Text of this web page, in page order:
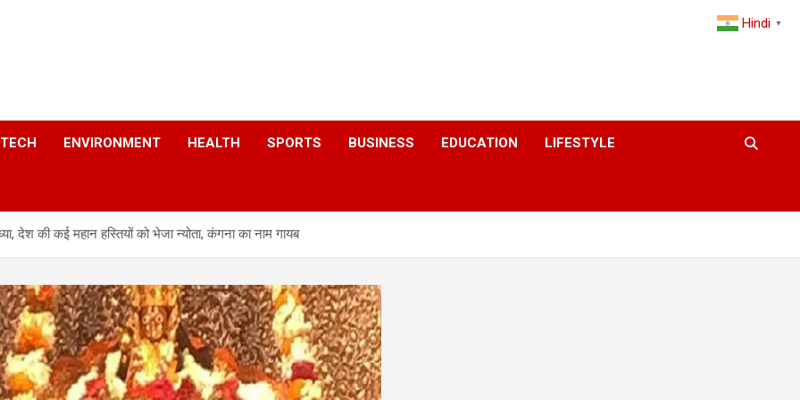
TECH ENVIRONMENT HEALTH SPORTS BUSINESS EDUCATION LIFESTYLE
देश की कई महान हस्तियों को भेजा न्योता, कंगना का नाम गायब
Hindi ▼